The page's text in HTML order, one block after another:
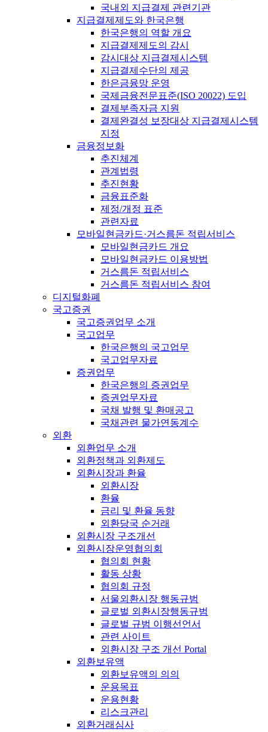
국내외 지급결제 관련기관
지급결제제도와 한국은행
한국은행의 역할 개요
지급결제제도의 감시
감시대상 지급결제시스템
지급결제수단의 제공
한은금융망 운영
국제금융전문표준(ISO 20022) 도입
결제부족자금 지원
결제완결성 보장대상 지급결제시스템
지정
금융정보화
추진체계
관계법령
추진현황
금융표준화
제정/개정 표준
관련자료
모바일현금카드·거스름돈 적립서비스
모바일현금카드 개요
모바일현금카드 이용방법
거스름돈 적립서비스
거스름돈 적립서비스 참여
디지털화폐
국고증권
국고증권업무 소개
국고업무
한국은행의 국고업무
국고업무자료
증권업무
한국은행의 증권업무
증권업무자료
국채 발행 및 환매공고
국채관련 물가연동계수
외환
외환업무 소개
외환정책과 외환제도
외환시장과 환율
외환시장
환율
금리 및 환율 동향
외환당국 순거래
외환시장 구조개선
외환시장운영협의회
협의회 현황
활동 상황
협의회 규정
서울외환시장 행동규범
글로벌 외환시장행동규범
글로벌 규범 이행선언서
관련 사이트
외환시장 구조 개선 Portal
외환보유액
외환보유액의 의의
운용목표
운용현황
리스크관리
외환거래심사